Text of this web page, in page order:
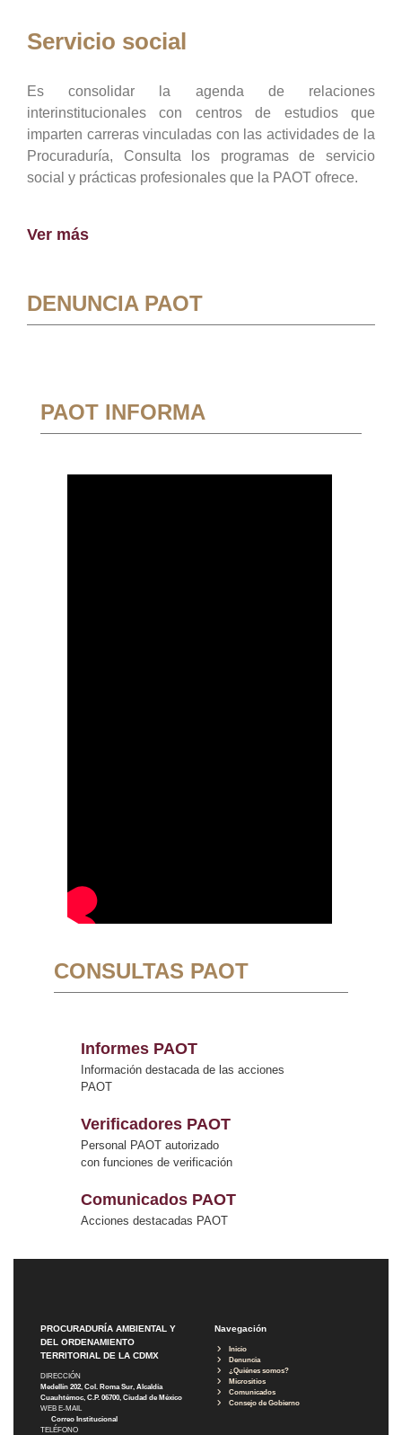
Servicio social
Es consolidar la agenda de relaciones
interinstitucionales con centros de estudios que
imparten carreras vinculadas con las actividades de la
Procuraduría, Consulta los programas de servicio
social y prácticas profesionales que la PAOT ofrece.
Ver más
DENUNCIA PAOT
PAOT INFORMA
CONSULTAS PAOT
Informes PAOT
Información destacada de las acciones
PAOT
Verificadores PAOT
Personal PAOT autorizado
con funciones de verificación
Comunicados PAOT
Acciones destacadas PAOT
PROCURADURÍA AMBIENTAL Y
DEL ORDENAMIENTO
TERRITORIAL DE LA CDMX
DIRECCIÓN
Medellín 202, Col. Roma Sur, Alcaldía
Cuauhtémoc, C.P. 06700, Ciudad de México
WEB E-MAIL
Correo Institucional
TELÉFONO
Navegación
Inicio
Denuncia
¿Quiénes somos?
Micrositios
Comunicados
Consejo de Gobierno